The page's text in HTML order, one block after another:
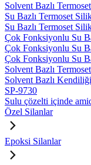
Solvent Bazlı
Su Bazlı Termoset
Su Bazlı Termoset
Çok Fonksiyonlu Su
Çok Fonksiyonlu Su
Çok Fonksiyonlu Su
Solvent Bazlı
Solvent Bazlı
SP-9730
Sulu çözelti içinde
Özel Silanlar
Epoksi Silanlar